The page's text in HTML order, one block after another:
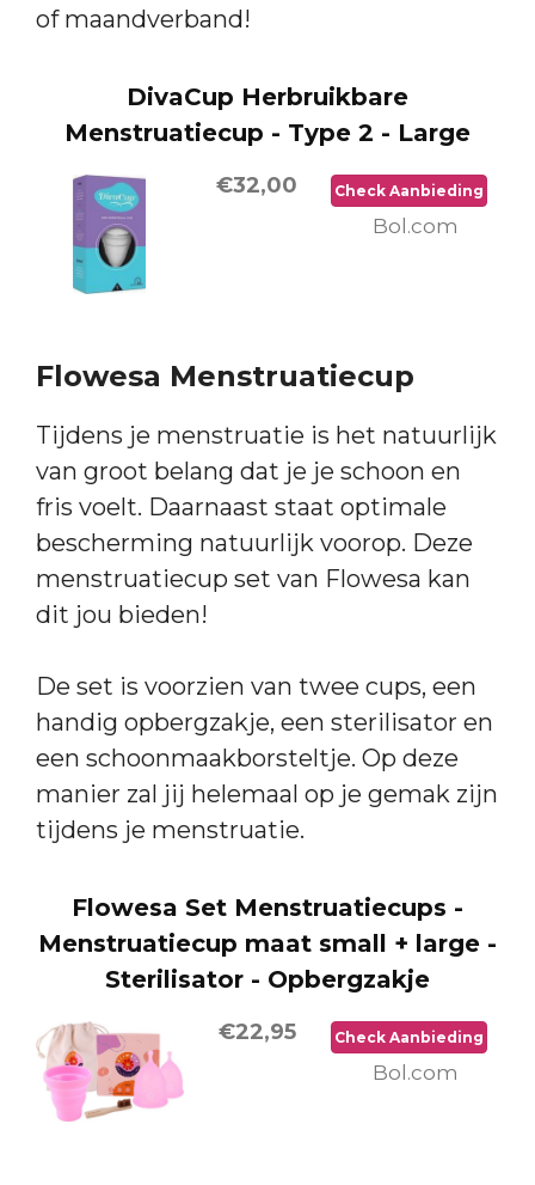
of maandverband!
DivaCup Herbruikbare
Menstruatiecup - Type 2 - Large
€32,00 Check Aanbieding
Bol.com
Flowesa Menstruatiecup
Tijdens je menstruatie is het natuurlijk
van groot belang dat je je schoon en
fris voelt. Daarnaast staat optimale
bescherming natuurlijk voorop. Deze
menstruatiecup set van Flowesa kan
dit jou bieden!
De set is voorzien van twee cups, een
handig opbergzakje, een sterilisator en
een schoonmaakborsteltje. Op deze
manier zal jij helemaal op je gemak zijn
tijdens je menstruatie.
Flowesa Set Menstruatiecups -
Menstruatiecup maat small + large -
Sterilisator - Opbergzakje
€22,95 Check Aanbieding
Bol.com